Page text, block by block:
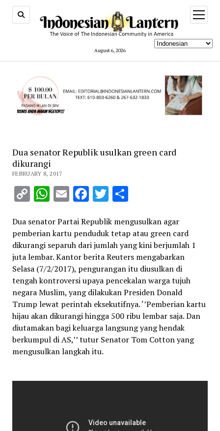
August 6, 2026
open
menu
Dua senator Republik usulkan green card
dikurangi
FEBRUARY 8, 2017
CopyWhatsApp
EmailFacebook
Twitter
Share
Dua senator Partai Republik mengusulkan agar
pemberian kartu penduduk tetap atau green card
dikurangi separuh dari jumlah yang kini berjumlah 1
juta lembar. Kantor berita Reuters mengabarkan
Selasa (7/2/2017), pengurangan itu diusulkan di
tengah kontroversi upaya pencekalan warga tujuh
negara Muslim, yang dilakukan Presiden Donald
Trump lewat perintah eksekutifnya. ‘’Pemberian kartu
hijau akan dikurangi hingga 500 ribu lembar saja. Dan
diutamakan bagi keluarga langsung yang hendak
berkumpul di AS,’’ tutur Senator Tom Cotton yang
mengusulkan langkah itu.